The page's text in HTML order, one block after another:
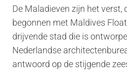
De Maladieven zijn het verst,
begonnen met Maldives
drijvende stad die is
Nederlandse
antwoord op de stijgende